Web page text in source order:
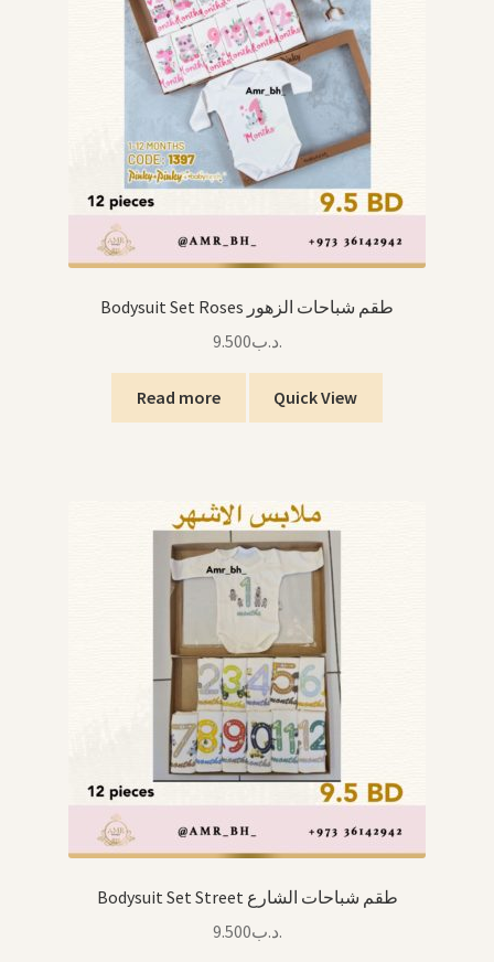
Bodysuit Set Roses طقم شباحات الزهور
.د.ب9.500
Read more Quick View
Bodysuit Set Street طقم شباحات الشارع
.د.ب9.500